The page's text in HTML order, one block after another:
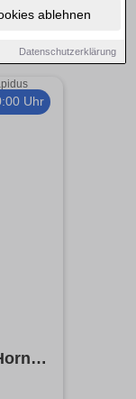
ablehnen
Datenschutzerklärung
und Tickets.
Uhr